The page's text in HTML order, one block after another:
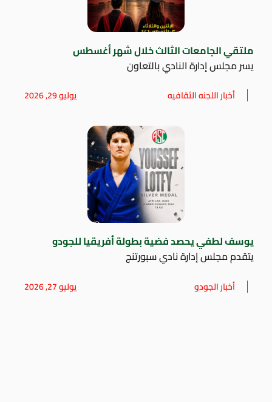
ملتقي الجامعات الثالث خلال شهر أغسطس
يسر مجلس إدارة النادي بالتعاون
أخبار اللجنه الثقافيه يوليو 29, 2026
يوسف لطفي يحصد فضية بطولة أفريقيا للجودو
يتقدم مجلس إدارة نادي سبورتنج
أخبار الجودو يوليو 27, 2026